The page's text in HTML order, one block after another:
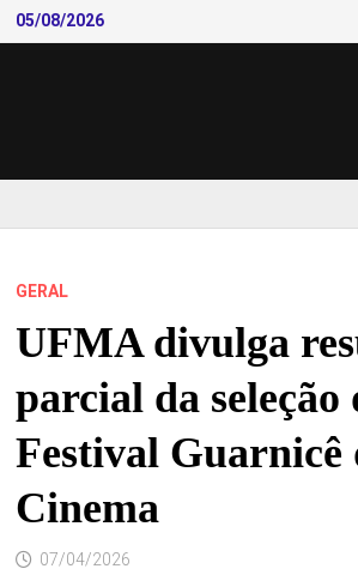
Skip
to
05/08/2026
GERAL
UFMA divulga
parcial da seleção
Festival Guarnicê
Cinema
07/04/2026